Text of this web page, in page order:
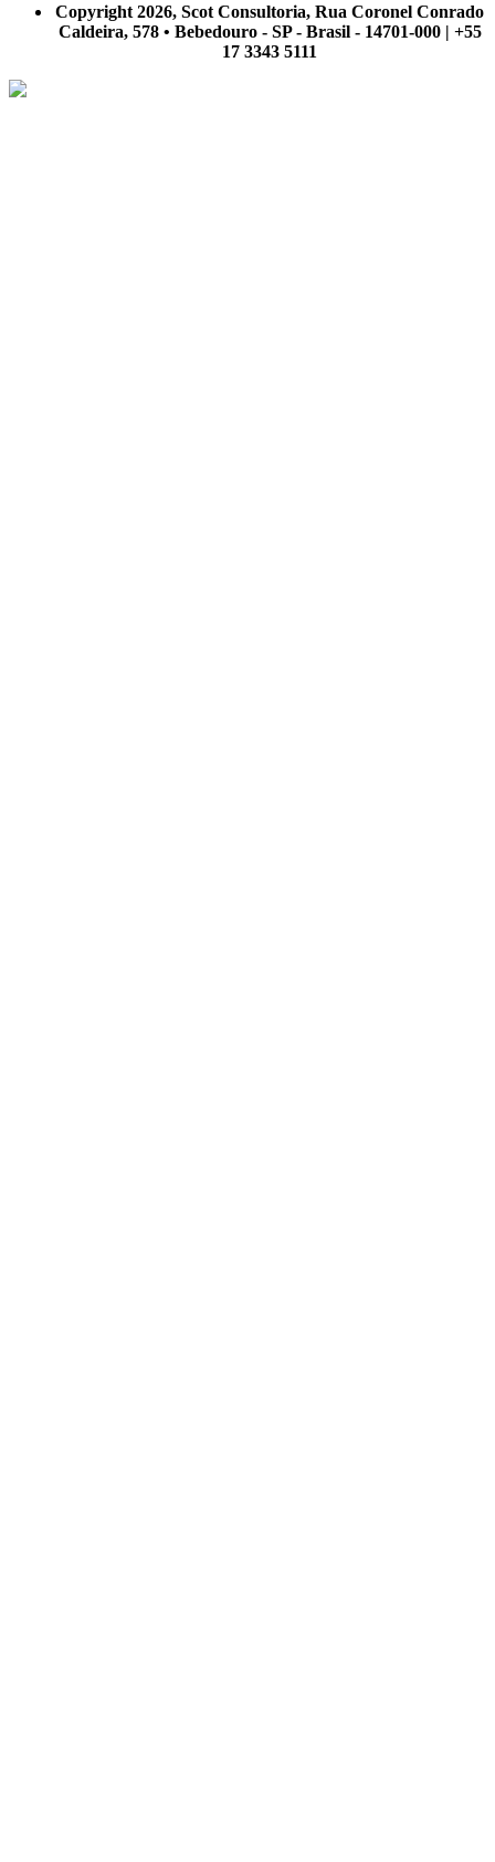
Copyright 2026, Scot Consultoria, Rua Coronel Conrado
Caldeira, 578 • Bebedouro - SP - Brasil - 14701-000 | +55
17 3343 5111